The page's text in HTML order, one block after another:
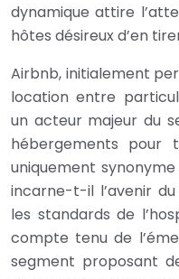
dynamique attire
hôtes désireux d’en
Airbnb, initialement
location entre
un acteur majeur du
hébergements pour
uniquement
incarne-t-il l’avenir
les standards de
compte tenu de
segment proposant